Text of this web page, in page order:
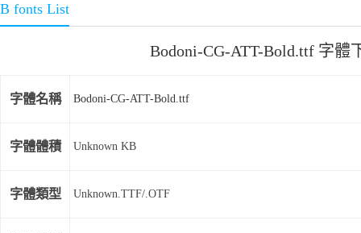
B fonts List
Bodoni-CG-ATT-Bold.ttf 字體
字體名稱 Bodoni-CG-ATT-Bold.ttf
字體體積 Unknown KB
字體類型 Unknown.TTF/.OTF